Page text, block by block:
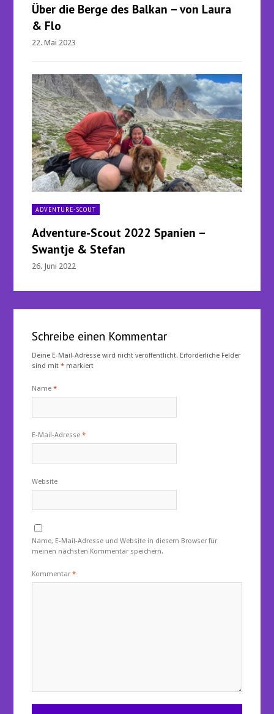
Über die Berge des Balkan – von Laura
& Flo
22. Mai 2023
ADVENTURE-SCOUT
Adventure-Scout 2022 Spanien –
Swantje & Stefan
26. Juni 2022
Schreibe einen Kommentar
Deine E-Mail-Adresse wird nicht veröffentlicht. Erforderliche Felder
sind mit* markiert
Name*
E-Mail-Adresse*
Website
Name, E-Mail-Adresse und Website in diesem Browser für
meinen nächsten Kommentar speichern.
Kommentar*